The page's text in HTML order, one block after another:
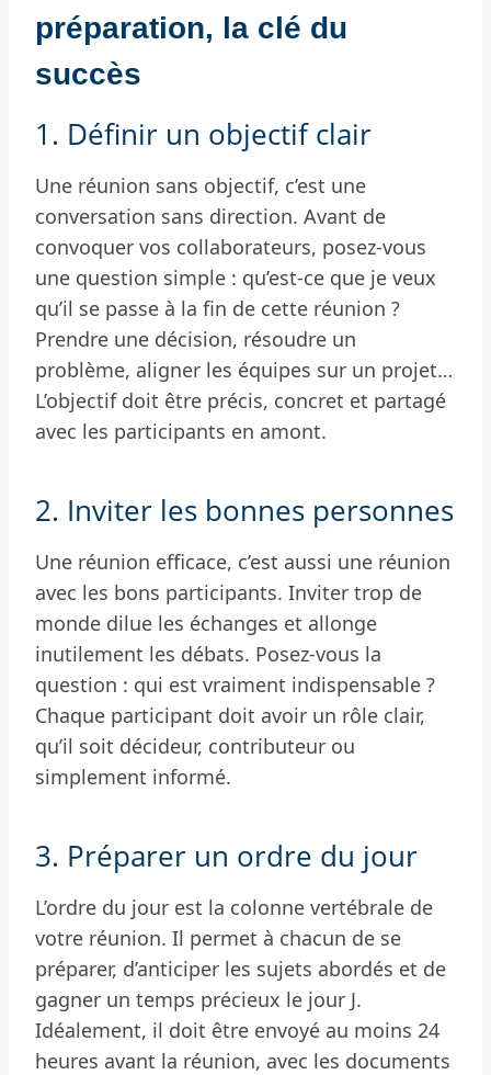
préparation, la clé du
succès
1. Définir un objectif clair
Une réunion sans objectif, c’est une
conversation sans direction. Avant de
convoquer vos collaborateurs, posez-vous
une question simple : qu’est-ce que je veux
qu’il se passe à la fin de cette réunion ?
Prendre une décision, résoudre un
problème, aligner les équipes sur un projet…
L’objectif doit être précis, concret et partagé
avec les participants en amont.
2. Inviter les bonnes personnes
Une réunion efficace, c’est aussi une réunion
avec les bons participants. Inviter trop de
monde dilue les échanges et allonge
inutilement les débats. Posez-vous la
question : qui est vraiment indispensable ?
Chaque participant doit avoir un rôle clair,
qu’il soit décideur, contributeur ou
simplement informé.
3. Préparer un ordre du jour
L’ordre du jour est la colonne vertébrale de
votre réunion. Il permet à chacun de se
préparer, d’anticiper les sujets abordés et de
gagner un temps précieux le jour J.
Idéalement, il doit être envoyé au moins 24
heures avant la réunion, avec les documents